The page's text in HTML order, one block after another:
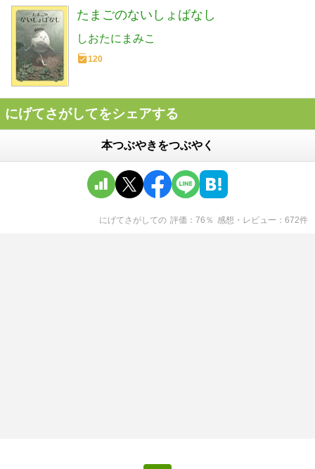
たまごのないしょばなし
しおたにまみこ
120
にげてさがしてをシェアする
本つぶやきをつぶやく
にげてさがしての 評価 76 ％ 感想・レビュー 672件